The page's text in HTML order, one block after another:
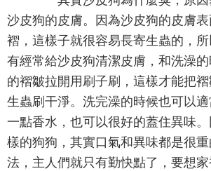
沙皮狗的皮膚。因為沙皮狗的皮膚
褶，這樣子就很容易長寄生蟲的，
有經常給沙皮狗清潔皮膚，和洗澡
的褶皺拉開用刷子刷，這樣才能把
生蟲刷干淨。洗完澡的時候也可以
一點香水，也可以很好的蓋住異味
樣的狗狗，其實口氣和異味都是很
法，主人們就只有勤快點了，要想